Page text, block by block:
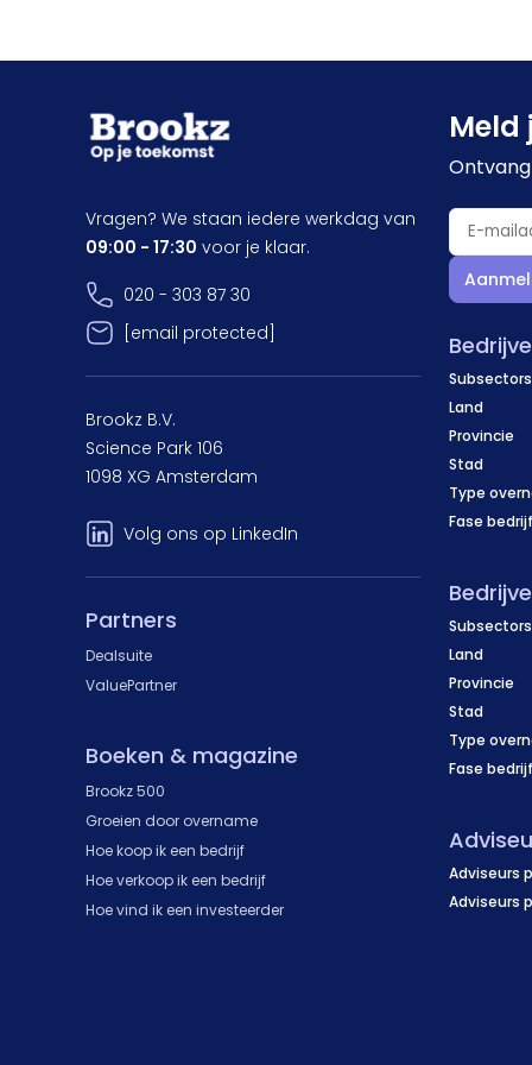
Meld
Subsectors
Land
Provincie
Stad
Type
Fase bedrijf
Subsectors
Land
Provincie
Stad
Type
Fase bedrijf
Adviseurs
Adviseurs
Vragen? We staan iedere werkdag van
09:00 - 17:30 voor je klaar.
020 - 303 87 30
[email protected]
Brookz B.V.
Science Park 106
1098 XG Amsterdam
Volg ons op LinkedIn
Partners
Dealsuite
ValuePartner
Boeken & magazine
Brookz 500
Groeien door overname
Hoe koop ik een bedrijf
Hoe verkoop ik een bedrijf
Hoe vind ik een investeerder